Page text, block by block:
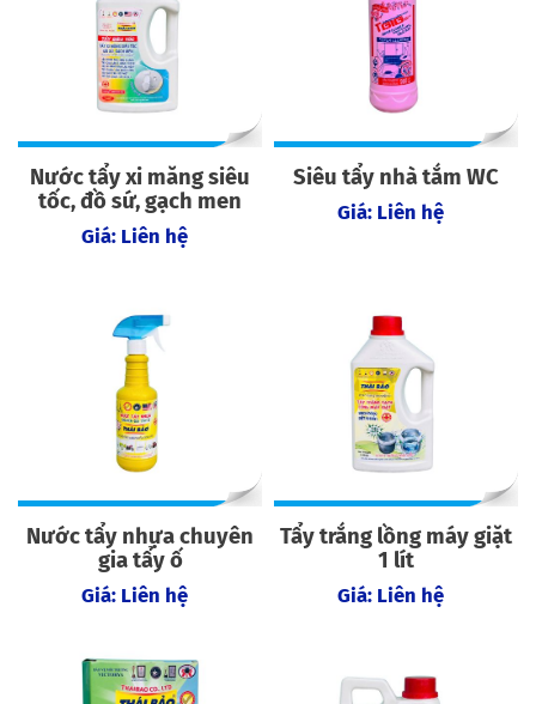
Nước tẩy xi măng siêu
tốc, đồ sứ, gạch men
Giá: Liên hệ
Siêu tẩy nhà tắm WC
Giá: Liên hệ
Nước tẩy nhựa chuyên
gia tẩy ố
Giá: Liên hệ
Tẩy trắng lồng máy giặt
1 lít
Giá: Liên hệ